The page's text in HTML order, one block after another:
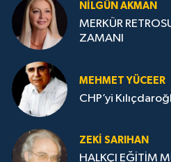
NILGÜN AKMAN
MERKÜR
ZAMANI
MEHMET YÜCEER
CHP’yi
ZEKI SARIHAN
HALKÇI EĞİTİM